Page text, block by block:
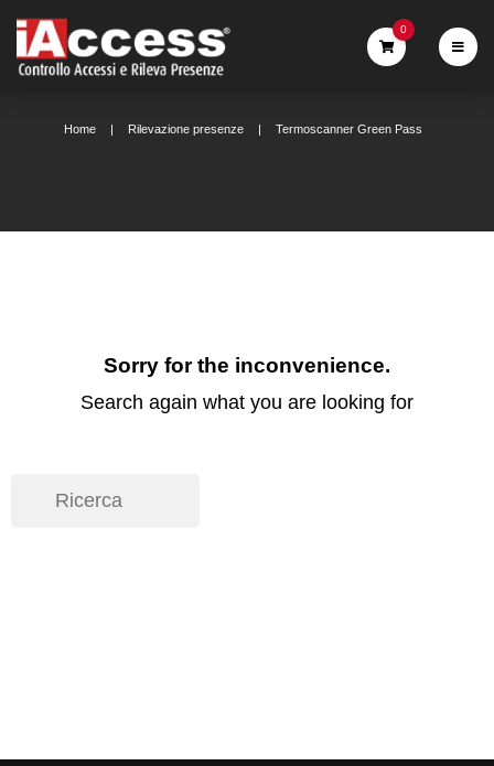
0
Home Rilevazione presenze Termoscanner Green Pass
Sorry for the inconvenience.
Search again what you are looking for